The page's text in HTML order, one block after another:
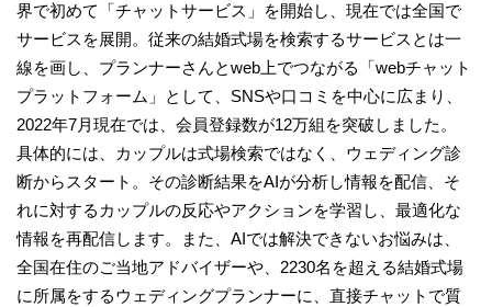
界で初めて「チャットサービス」を開始し、現在では全国で
サービスを展開。従来の結婚式場を検索するサービスとは一
線を画し、プランナーさんとweb上でつながる「webチャット
プラットフォーム」として、SNSや口コミを中心に広まり、
2022年7月現在では、会員登録数が12万組を突破しました。
具体的には、カップルは式場検索ではなく、ウェディング診
断からスタート。その診断結果をAIが分析し情報を配信、そ
れに対するカップルの反応やアクションを学習し、最適化な
情報を再配信します。また、AIでは解決できないお悩みは、
全国在住のご当地アドバイザーや、2230名を超える結婚式場
に所属をするウェディングプランナーに、直接チャットで質